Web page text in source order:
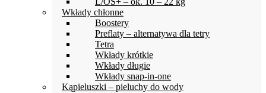
Wkłady chłonne
Boostery
Preflaty – alternatywa dla tetry
Tetra
Wkłady krótkie
Wkłady długie
Wkłady snap-in-one
Kąpieluszki – pieluchy do wody